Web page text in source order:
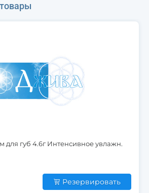
для губ 4.6г Интенсивное увлажн.
Резервировать